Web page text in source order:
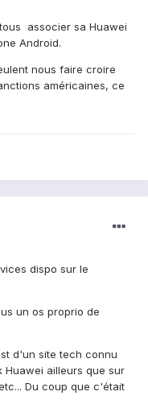
associer sa Huawei
Android.
nous faire croire
américaines, ce
dispo sur le
un os proprio de
d'un site tech connu
ailleurs que sur
Du coup que c'était